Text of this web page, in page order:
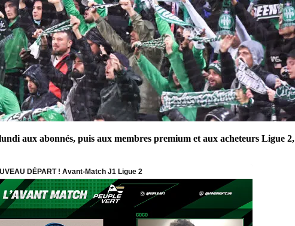
aux abonnés, puis aux membres premium et aux acheteurs Ligue 2,